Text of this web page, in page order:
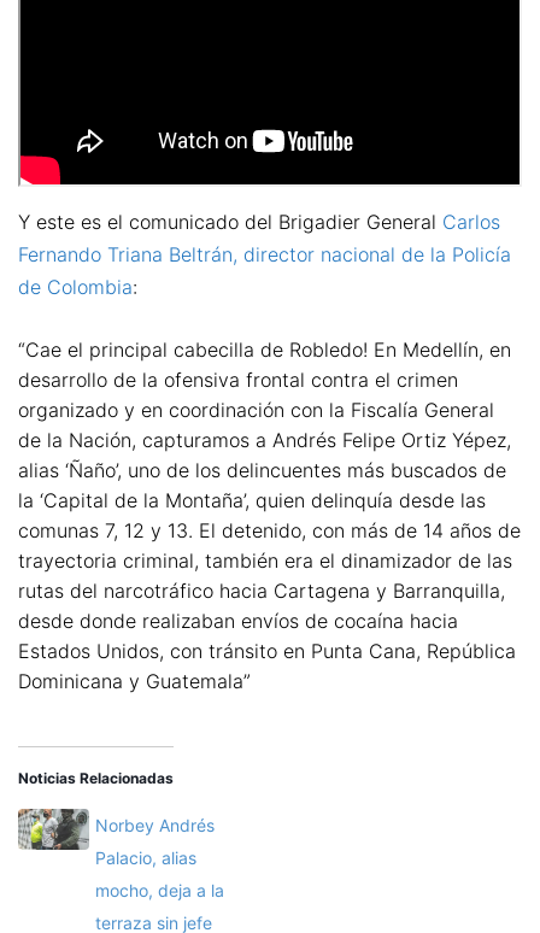
Y este es el comunicado del Brigadier General Carlos
Fernando Triana Beltrán, director nacional de la Policía
de Colombia:
“Cae el principal cabecilla de Robledo! En Medellín, en
desarrollo de la ofensiva frontal contra el crimen
organizado y en coordinación con la Fiscalía General
de la Nación, capturamos a Andrés Felipe Ortiz Yépez,
alias ‘Ñaño’, uno de los delincuentes más buscados de
la ‘Capital de la Montaña’, quien delinquía desde las
comunas 7, 12 y 13. El detenido, con más de 14 años de
trayectoria criminal, también era el dinamizador de las
rutas del narcotráfico hacia Cartagena y Barranquilla,
desde donde realizaban envíos de cocaína hacia
Estados Unidos, con tránsito en Punta Cana, República
Dominicana y Guatemala”
Noticias Relacionadas
Norbey Andrés
Palacio, alias
mocho, deja a la
terraza sin jefe